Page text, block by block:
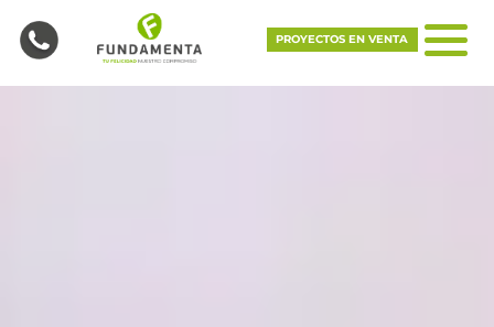
PROYECTOS EN VENTA